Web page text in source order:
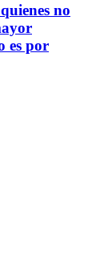
no
es por